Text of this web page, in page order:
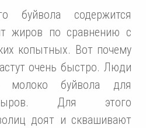
буйвола содержится
жиров по сравнению с
копытных. Вот почему
очень быстро. Люди
молоко буйвола для
сыров. Для этого
доят и сквашивают